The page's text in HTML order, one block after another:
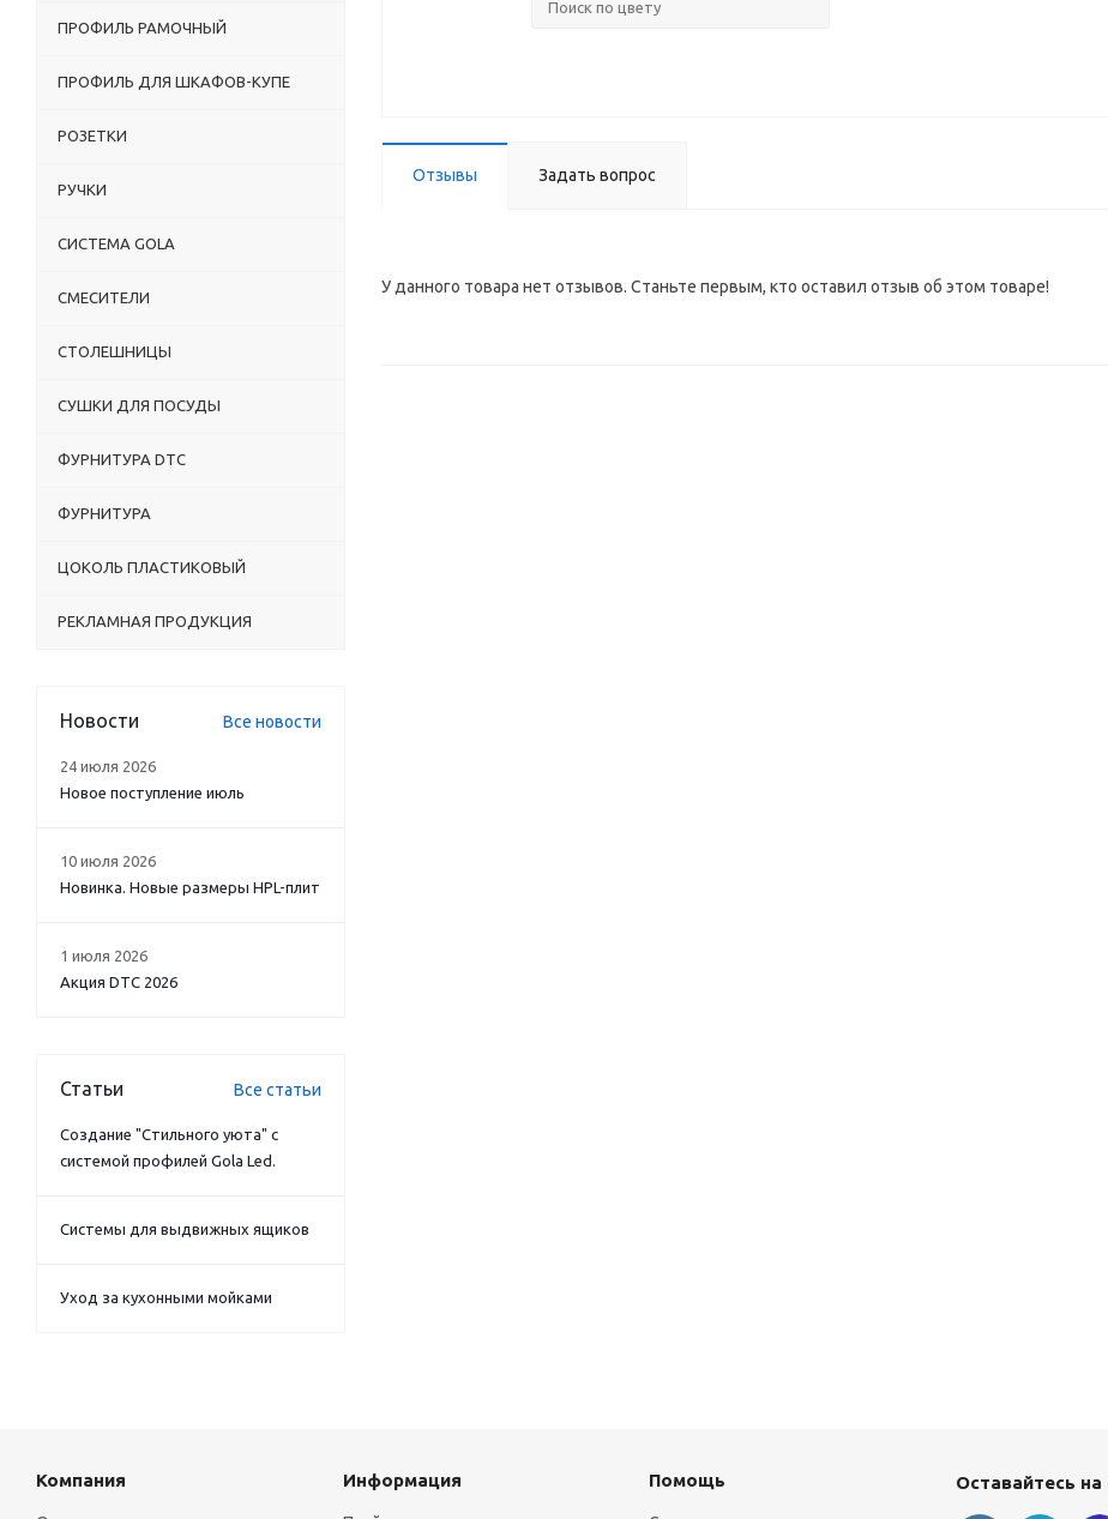
Отзывы Задать вопрос
У данного товара нет отзывов. Станьте первым, кто оставил отзыв об этом товаре!
ПРОФИЛЬ РАМОЧНЫЙ
ПРОФИЛЬ ДЛЯ ШКАФОВ-КУПЕ
РОЗЕТКИ
РУЧКИ
СИСТЕМА GOLA
СМЕСИТЕЛИ
СТОЛЕШНИЦЫ
СУШКИ ДЛЯ ПОСУДЫ
ФУРНИТУРА DTC
ФУРНИТУРА
ЦОКОЛЬ ПЛАСТИКОВЫЙ
РЕКЛАМНАЯ ПРОДУКЦИЯ
Новости Все новости
24 июля 2026
Новое поступление июль
10 июля 2026
Новинка. Новые размеры HPL-плит
1 июля 2026
Акция DTC 2026
Статьи Все статьи
Создание "Стильного уюта" с
системой профилей Gola Led.
Системы для выдвижных ящиков
Уход за кухонными мойками
Компания Информация Помощь Оставайтесь на